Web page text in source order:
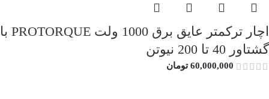
اچار ترکمتر عایق برق 1000 ولت PROTORQUE با
گشتاور 40 تا 200 نیوتن
60,000,000 تومان